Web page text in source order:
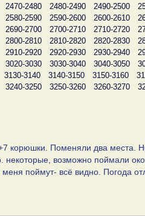
2470-2480 2480-2490 2490-2500
2580-2590 2590-2600 2600-2610
2690-2700 2700-2710 2710-2720
2800-2810 2810-2820 2820-2830
2910-2920 2920-2930 2930-2940
3020-3030 3030-3040 3040-3050
3130-3140 3140-3150 3150-3160
3240-3250 3250-3260 3260-3270
корюшки. Поменяли два места.
возможно поймали
поймут- всё видно. Погода